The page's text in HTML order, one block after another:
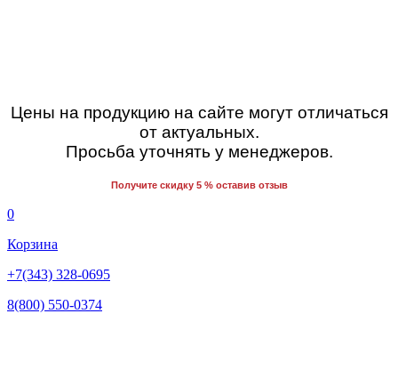
Цены на продукцию на сайте могут отличаться
от актуальных.
Просьба уточнять у менеджеров.
Получите скидку 5 % оставив отзыв
0
Корзина
+7(343) 328-0695
8(800) 550-0374